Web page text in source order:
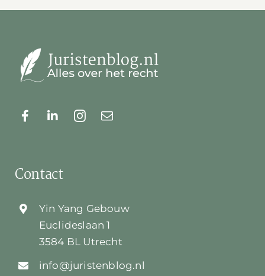
Contact
Yin Yang Gebouw
Euclideslaan 1
3584 BL Utrecht
info@juristenblog.nl